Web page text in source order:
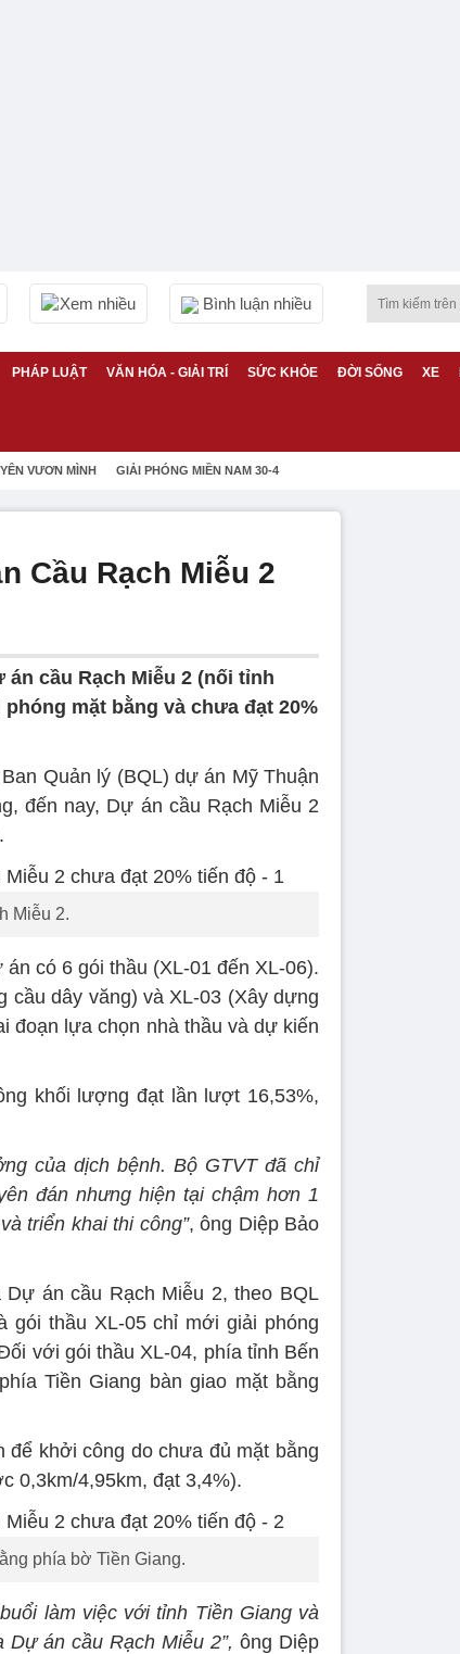
Xem nhiều Bình luận nhiều
PHÁP LUẬT VĂN HÓA - GIẢI TRÍ SỨC KHỎE ĐỜI SỐNG XE
VƯƠN MÌNH GIẢI PHÓNG MIỀN NAM 30-4
Cầu Rạch Miễu 2
cầu Rạch Miễu 2 (nối tỉnh
mặt bằng và chưa đạt 20%
Quản lý (BQL) dự án Mỹ Thuận
đến nay, Dự án cầu Rạch Miễu 2
Miễu 2.
có 6 gói thầu (XL-01 đến XL-06).
cầu dây văng) và XL-03 (Xây dựng
đoạn lựa chọn nhà thầu và dự kiến
khối lượng đạt lần lượt 16,53%,
của dịch bệnh. Bộ GTVT đã chỉ
đán nhưng hiện tại chậm hơn 1
triển khai thi công”, ông Diệp Bảo
án cầu Rạch Miễu 2, theo BQL
gói thầu XL-05 chỉ mới giải phóng
với gói thầu XL-04, phía tỉnh Bến
Tiền Giang bàn giao mặt bằng
khởi công do chưa đủ mặt bằng
0,3km/4,95km, đạt 3,4%).
phía bờ Tiền Giang.
làm việc với tỉnh Tiền Giang và
án cầu Rạch Miễu 2”, ông Diệp